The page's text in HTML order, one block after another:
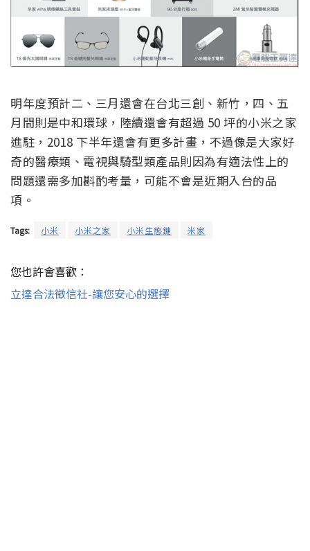
明年度預計二、三月還會在台北三創、新竹，四、五
月間則是中和環球，陸續還會有超過 50 坪的小米之家
進駐，2018 下半年還會有更多計畫，不過像是大家好
奇的醫療類、電視與騎型類產品則因為有適法性上的
問題還需多加斟酌考量，可能不會是近期入台的品
項。
Tags: 小米 小米之家 小米生態鏈 米家
您也許會喜歡：
立達合法徵信社-讓您安心的選擇